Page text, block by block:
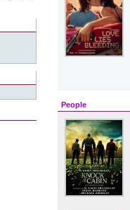
People